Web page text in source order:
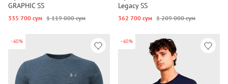
GRAPHIC SS
335 700 сум 1 119 000 сум
Legacy SS
362 700 сум 1 209 000 сум
-60% -60%